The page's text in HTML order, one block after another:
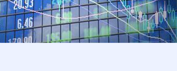
200.89 1.42% 沪深300 4694.44